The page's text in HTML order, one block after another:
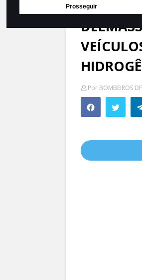
ProsseguirPágina inicial
Por BOMBEIROS DF